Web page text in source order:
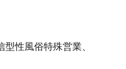
性風俗特殊営業、